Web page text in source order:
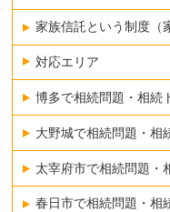
家族信託という制度（
対応エリア
博多で相続問題・相続
大野城で相続問題・相
太宰府市で相続問題・
春日市で相続問題・相